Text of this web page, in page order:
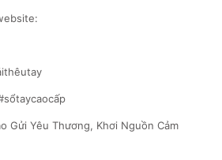
Gửi Yêu Thương, Khơi Nguồn Cảm